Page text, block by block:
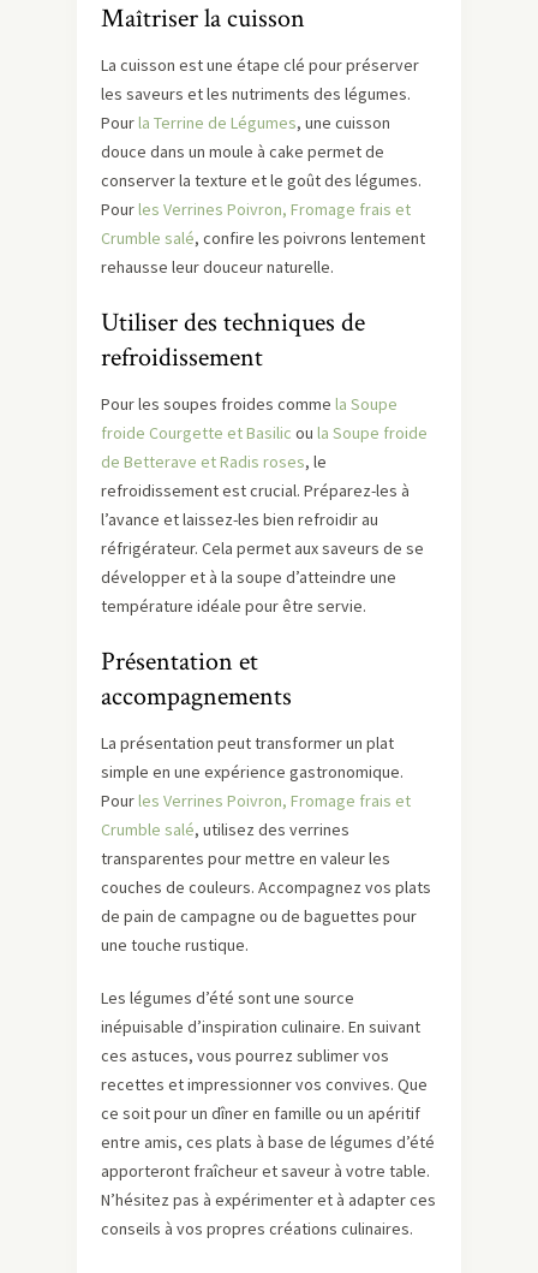
Maîtriser la cuisson
La cuisson est une étape clé pour préserver
les saveurs et les nutriments des légumes.
Pourla Terrine de Légumes, une cuisson
douce dans un moule à cake permet de
conserver la texture et le goût des légumes.
Pourles Verrines Poivron, Fromage frais et
Crumble salé, confire les poivrons lentement
rehausse leur douceur naturelle.
Utiliser des techniques de
refroidissement
Pour les soupes froides comme la Soupe
froide Courgette et Basilic ou la Soupe froide
de Betterave et Radis roses, le
refroidissement est crucial. Préparez-les à
l’avance et laissez-les bien refroidir au
réfrigérateur. Cela permet aux saveurs de se
développer et à la soupe d’atteindre une
température idéale pour être servie.
Présentation et
accompagnements
La présentation peut transformer un plat
simple en une expérience gastronomique.
Pourles Verrines Poivron, Fromage frais et
Crumble salé, utilisez des verrines
transparentes pour mettre en valeur les
couches de couleurs. Accompagnez vos plats
de pain de campagne ou de baguettes pour
une touche rustique.
Les légumes d’été sont une source
inépuisable d’inspiration culinaire. En suivant
ces astuces, vous pourrez sublimer vos
recettes et impressionner vos convives. Que
ce soit pour un dîner en famille ou un apéritif
entre amis, ces plats à base de légumes d’été
apporteront fraîcheur et saveur à votre table.
N’hésitez pas à expérimenter et à adapter ces
conseils à vos propres créations culinaires.